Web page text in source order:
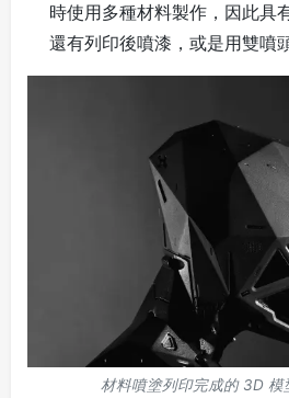
時使用多種材料製作，因此具
還有列印後噴漆，或是用雙噴
材料噴塗列印完成的 3D 模